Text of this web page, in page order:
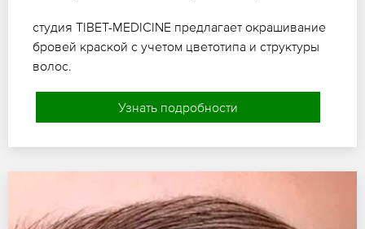
студия TIBET-MEDICINE предлагает окрашивание
бровей краской с учетом цветотипа и структуры
волос.
Узнать подробности